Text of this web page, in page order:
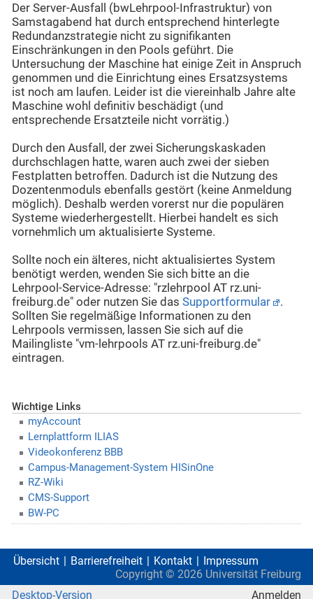
Der Server-Ausfall (bwLehrpool-Infrastruktur) von
Samstagabend hat durch entsprechend hinterlegte
Redundanzstrategie nicht zu signifikanten
Einschränkungen in den Pools geführt. Die
Untersuchung der Maschine hat einige Zeit in Anspruch
genommen und die Einrichtung eines Ersatzsystems
ist noch am laufen. Leider ist die viereinhalb Jahre alte
Maschine wohl definitiv beschädigt (und
entsprechende Ersatzteile nicht vorrätig.)
Durch den Ausfall, der zwei Sicherungskaskaden
durchschlagen hatte, waren auch zwei der sieben
Festplatten betroffen. Dadurch ist die Nutzung des
Dozentenmoduls ebenfalls gestört (keine Anmeldung
möglich). Deshalb werden vorerst nur die populären
Systeme wiederhergestellt. Hierbei handelt es sich
vornehmlich um aktualisierte Systeme.
Sollte noch ein älteres, nicht aktualisiertes System
benötigt werden, wenden Sie sich bitte an die
Lehrpool-Service-Adresse: "rzlehrpool AT rz.uni-
freiburg.de" oder nutzen Sie das Supportformular
.
Sollten Sie regelmäßige Informationen zu den
Lehrpools vermissen, lassen Sie sich auf die
Mailingliste "vm-lehrpools AT rz.uni-freiburg.de"
eintragen.
Wichtige Links
myAccount
Lernplattform ILIAS
Videokonferenz BBB
Campus-Management-System HISinOne
RZ-Wiki
CMS-Support
BW-PC
Übersicht Barrierefreiheit Kontakt
Impressum
Copyright © 2026 Universität Freiburg
Desktop-Version
Anmelden